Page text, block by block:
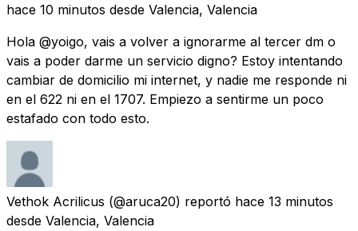
hace 10 minutos desde Valencia, Valencia
Hola @yoigo, vais a volver a ignorarme al tercer dm o
vais a poder darme un servicio digno? Estoy intentando
cambiar de domicilio mi internet, y nadie me responde ni
en el 622 ni en el 1707. Empiezo a sentirme un poco
estafado con todo esto.
Vethok Acrilicus (@aruca20) reportó hace 13 minutos
desde Valencia, Valencia